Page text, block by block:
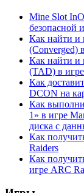
Mine Slot
безопасной
Как найти и
(Converged)
Как найти и
(TAD) в
Как
DCON на
Как
1» в игре
диска с
Как
Raiders
Как
игре ARC